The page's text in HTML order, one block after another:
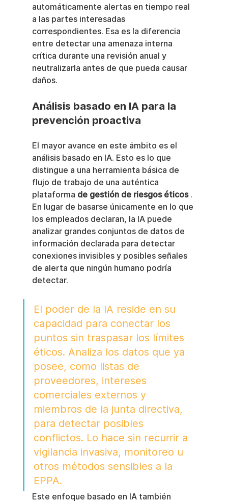
automáticamente alertas en tiempo real
a las partes interesadas
correspondientes. Esa es la diferencia
entre detectar una amenaza interna
crítica durante una revisión anual y
neutralizarla antes de que pueda causar
daños.
Análisis basado en IA para la
prevención proactiva
El mayor avance en este ámbito es el
análisis basado en IA. Esto es lo que
distingue a una herramienta básica de
flujo de trabajo de una auténtica
plataforma de gestión de riesgos éticos .
En lugar de basarse únicamente en lo que
los empleados declaran, la IA puede
analizar grandes conjuntos de datos de
información declarada para detectar
conexiones invisibles y posibles señales
de alerta que ningún humano podría
detectar.
El poder de la IA reside en su
capacidad para conectar los
puntos sin traspasar los límites
éticos. Analiza los datos que ya
posee, como listas de
proveedores, intereses
comerciales externos y
miembros de la junta directiva,
para detectar posibles
conflictos. Lo hace sin recurrir a
vigilancia invasiva, monitoreo u
otros métodos sensibles a la
EPPA.
Este enfoque basado en IA también